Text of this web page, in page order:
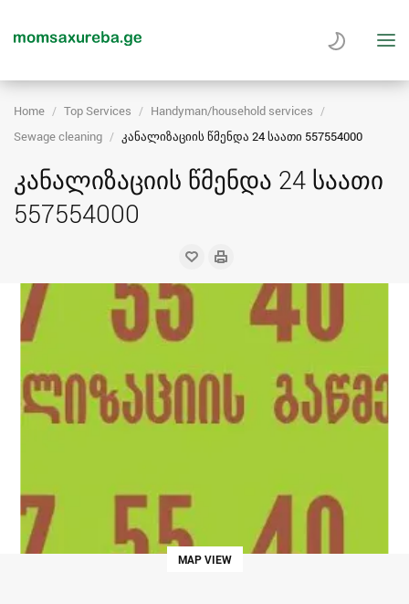
Home Top Services
Handyman/household services
Sewage cleaning
კანალიზაციის წმენდა 24 საათი 557554000
კანალიზაციის წმენდა 24 საათი
557554000
MAP VIEW